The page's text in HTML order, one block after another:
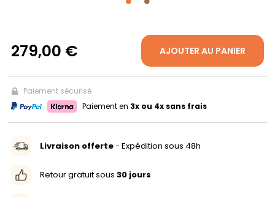
279,00 € AJOUTER AU PANIER
Paiement sécurisé
Paiement en 3x ou 4x sans frais
Livraison offerte- Expédition sous 48h
Retour gratuit sous 30 jours